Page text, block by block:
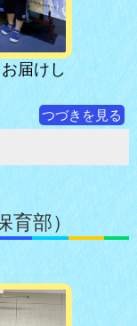
届けし
つづきを見る
部）